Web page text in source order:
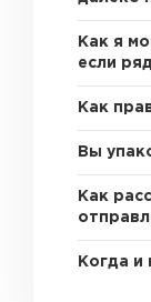
Как я
если
Как
Вы
Как
Когда и